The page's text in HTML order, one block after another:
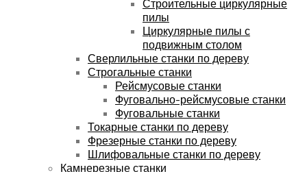
Строительные циркулярные
пилы
Циркулярные пилы с
подвижным столом
Сверлильные станки по дереву
Строгальные станки
Рейсмусовые станки
Фуговально-рейсмусовые станки
Фуговальные станки
Токарные станки по дереву
Фрезерные станки по дереву
Шлифовальные станки по дереву
Камнерезные станки